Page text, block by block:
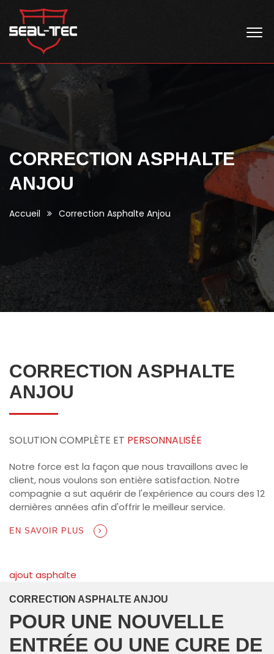
CORRECTION ASPHALTE
ANJOU
Accueil Correction Asphalte Anjou
CORRECTION ASPHALTE
ANJOU
SOLUTION COMPLÈTE ET PERSONNALISÉE
Notre force est la façon que nous travaillons avec le
client, nous voulons son entière satisfaction. Notre
compagnie a sut aquérir de l'expérience au cours des 12
dernières années afin d'offrir le meilleur service.
EN SAVOIR PLUS
asphalte
CORRECTION ASPHALTE ANJOU
POUR UNE NOUVELLE
ENTRÉE OU UNE CURE DE